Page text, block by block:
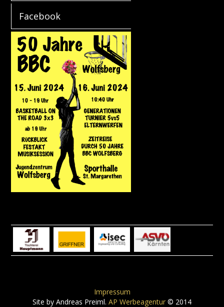
Facebook
Impressum
Site by Andreas Preiml. AP Werbeagentur © 2014